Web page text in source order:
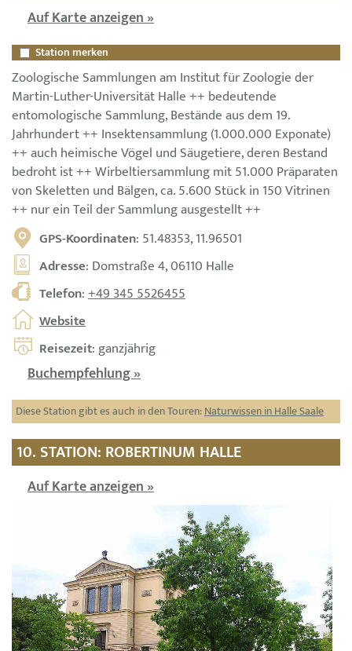
Auf Karte anzeigen »
Station merken
Zoologische Sammlungen am Institut für Zoologie der
Martin-Luther-Universität Halle ++ bedeutende
entomologische Sammlung, Bestände aus dem 19.
Jahrhundert ++ Insektensammlung (1.000.000 Exponate)
++ auch heimische Vögel und Säugetiere, deren Bestand
bedroht ist ++ Wirbeltiersammlung mit 51.000 Präparaten
von Skeletten und Bälgen, ca. 5.600 Stück in 150 Vitrinen
++ nur ein Teil der Sammlung ausgestellt ++
GPS-Koordinaten: 51.48353, 11.96501
Adresse: Domstraße 4, 06110 Halle
Telefon:+49 345 5526455
Website
Reisezeit: ganzjährig
Buchempfehlung »
Diese Station gibt es auch in den Touren:Naturwissen in Halle Saale
10. STATION: ROBERTINUM HALLE
Auf Karte anzeigen »